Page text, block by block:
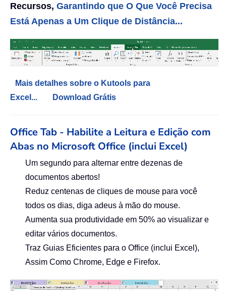
Recursos, Garantindo que O Que Você Precisa
Está Apenas a Um Clique de Distância...
Mais detalhes sobre o Kutools para
Excel...
Download Grátis
Office Tab - Habilite a Leitura e Edição com
Abas no Microsoft Office (inclui Excel)
Um segundo para alternar entre dezenas de
documentos abertos!
Reduz centenas de cliques de mouse para você
todos os dias, diga adeus à mão do mouse.
Aumenta sua produtividade em 50% ao visualizar e
editar vários documentos.
Traz Guias Eficientes para o Office (inclui Excel),
Assim Como Chrome, Edge e Firefox.